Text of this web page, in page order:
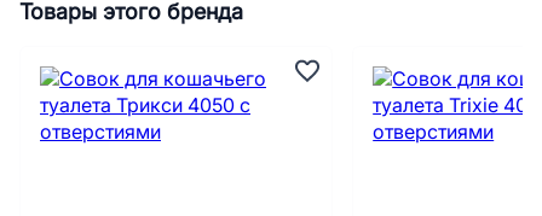
Товары этого бренда